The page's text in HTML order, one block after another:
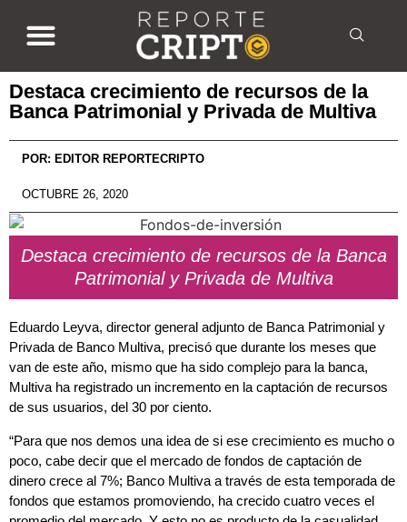
Destaca crecimiento de recursos de la
Banca Patrimonial y Privada de Multiva
POR: EDITOR REPORTECRIPTO
OCTUBRE 26, 2020
Destaca crecimiento de recursos de la Banca
Patrimonial y Privada de Multiva
Eduardo Leyva, director general adjunto de Banca Patrimonial y
Privada de Banco Multiva, precisó que durante los meses que
van de este año, mismo que ha sido complejo para la banca,
Multiva ha registrado un incremento en la captación de recursos
de sus usuarios, del 30 por ciento.
“Para que nos demos una idea de si ese crecimiento es mucho o
poco, cabe decir que el mercado de fondos de captación de
dinero crece al 7%; Banco Multiva a través de esta temporada de
fondos que estamos promoviendo, ha crecido cuatro veces el